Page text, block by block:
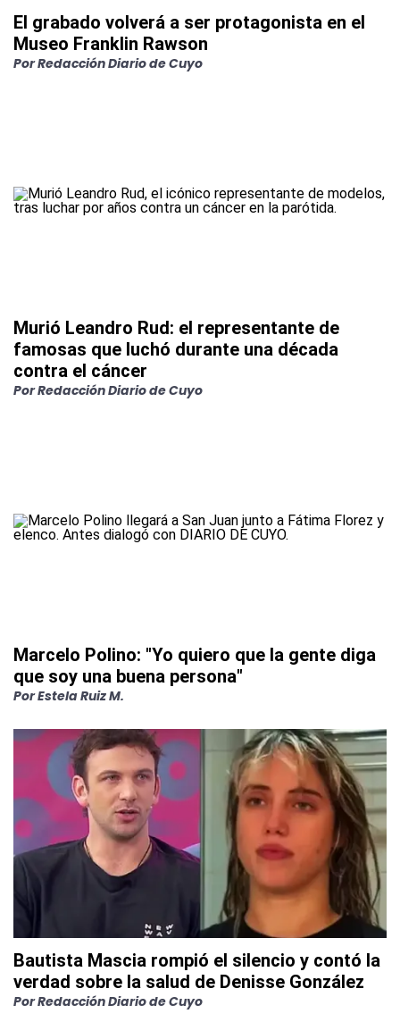
El grabado volverá a ser protagonista en el
Museo Franklin Rawson
PorRedacción Diario de Cuyo
Murió Leandro Rud: el representante de
famosas que luchó durante una década
contra el cáncer
PorRedacción Diario de Cuyo
Marcelo Polino: "Yo quiero que la gente diga
que soy una buena persona"
PorEstela Ruiz M.
Bautista Mascia rompió el silencio y contó la
verdad sobre la salud de Denisse González
PorRedacción Diario de Cuyo